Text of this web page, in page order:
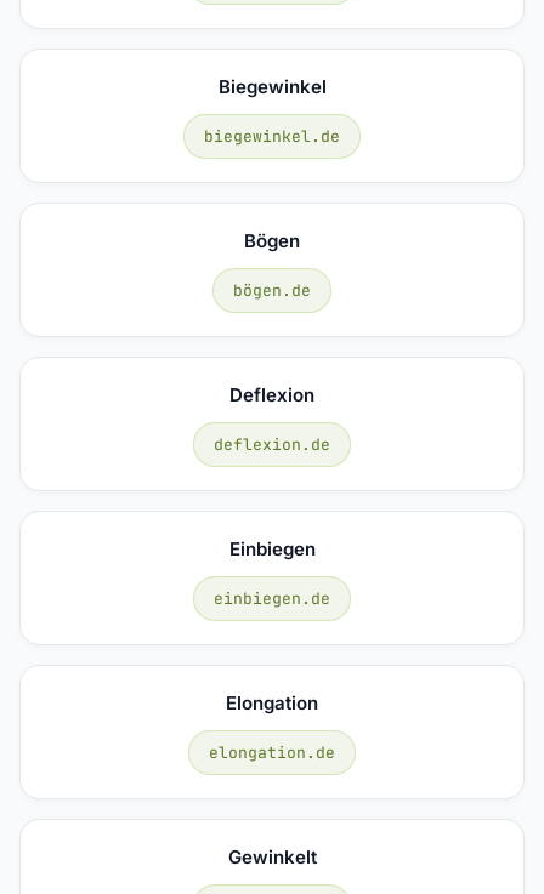
Biegewinkel
biegewinkel.de
Bögen
bögen.de
Deflexion
deflexion.de
Einbiegen
einbiegen.de
Elongation
elongation.de
Gewinkelt